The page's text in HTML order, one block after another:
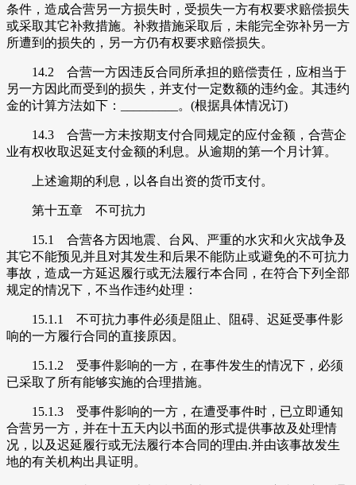
条件，造成合营另一方损失时，受损失一方有权要求赔偿损失
或采取其它补救措施。补救措施采取后，未能完全弥补另一方
所遭到的损失的，另一方仍有权要求赔偿损失。
14.2 合营一方因违反合同所承担的赔偿责任，应相当于
另一方因此而受到的损失，并支付一定数额的违约金。其违约
金的计算方法如下：_________。(根据具体情况订)
14.3 合营一方未按期支付合同规定的应付金额，合营企
业有权收取迟延支付金额的利息。从逾期的第一个月计算。
上述逾期的利息，以各自出资的货币支付。
第十五章 不可抗力
15.1 合营各方因地震、台风、严重的水灾和火灾战争及
其它不能预见并且对其发生和后果不能防止或避免的不可抗力
事故，造成一方延迟履行或无法履行本合同，在符合下列全部
规定的情况下，不当作违约处理：
15.1.1 不可抗力事件必须是阻止、阻碍、迟延受事件影
响的一方履行合同的直接原因。
15.1.2 受事件影响的一方，在事件发生的情况下，必须
已采取了所有能够实施的合理措施。
15.1.3 受事件影响的一方，在遭受事件时，已立即通知
合营另一方，并在十五天内以书面的形式提供事故及处理情
况，以及迟延履行或无法履行本合同的理由.并由该事故发生
地的有关机构出具证明。